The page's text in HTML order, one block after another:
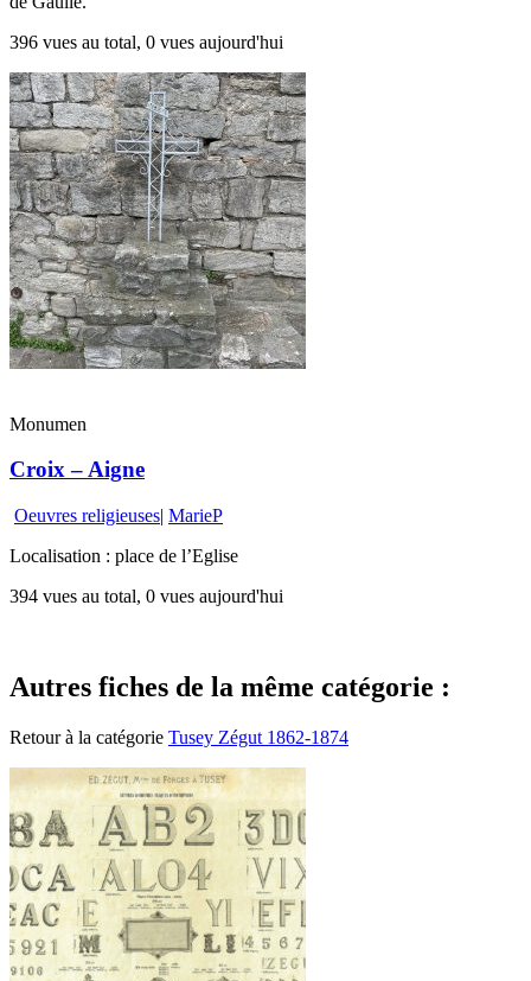
396 vues au total, 0 vues aujourd'hui
Monumen
Croix – Aigne
Oeuvres religieuses| MarieP
Localisation : place de l’Eglise
394 vues au total, 0 vues aujourd'hui
Autres fiches de la même catégorie :
Retour à la catégorie Tusey Zégut 1862-1874